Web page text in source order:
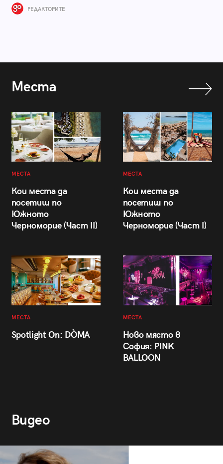
РЕДАКТОРИТЕ
Места
МЕСТА
Кои места да
посетиш по
Южното
Черноморие (Част II)
МЕСТА
Кои места да
посетиш по
Южното
Черноморие (Част I)
МЕСТА
Spotlight On: DÒMA
МЕСТА
Ново място в
София: PINK
BALLOON
Видео